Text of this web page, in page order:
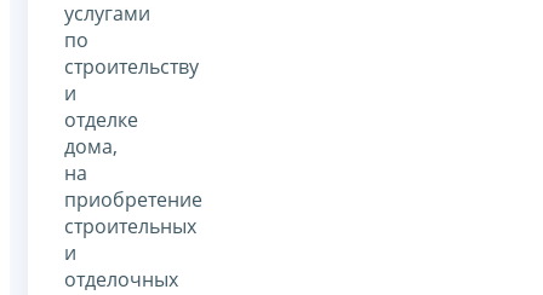
услугами
по
строительству
и
отделке
дома,
на
приобретение
строительных
и
отделочных